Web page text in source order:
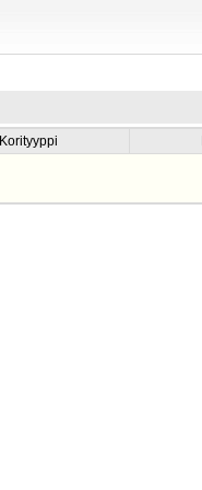
Korityyppi